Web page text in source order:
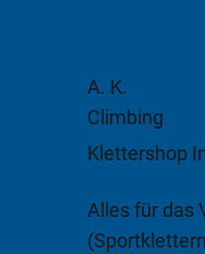
A. K.
Climbing
Klettershop
Alles für das